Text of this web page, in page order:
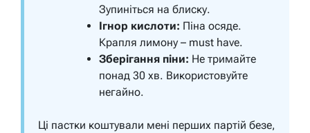
Зупиніться на блиску.
Ігнор кислоти: Піна осяде.
Крапля лимону – must have.
Зберігання піни: Не тримайте
понад 30 хв. Використовуйте
негайно.
Ці пастки коштували мені перших партій безе,